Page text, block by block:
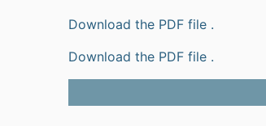
Download the PDF file .
Download the PDF file .